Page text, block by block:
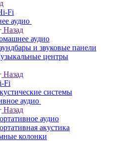
Fi
аудио
Назад
аудио
и звуковые панели
центры
Назад
Fi
системы
аудио
Назад
аудио
акустика
колонки